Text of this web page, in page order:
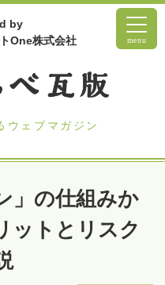
by
One株式会社
ウェブマガジン
menu
」の仕組みか
ットとリスク